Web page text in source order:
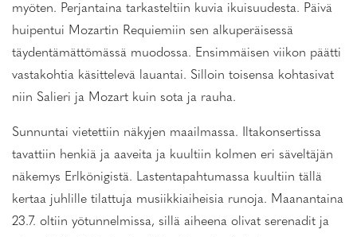
myöten. Perjantaina tarkasteltiin kuvia ikuisuudesta. Päivä
huipentui Mozartin Requiemiin sen alkuperäisessä
täydentämättömässä muodossa. Ensimmäisen viikon päätti
vastakohtia käsittelevä lauantai. Silloin toisensa kohtasivat
niin Salieri ja Mozart kuin sota ja rauha.
Sunnuntai vietettiin näkyjen maailmassa. Iltakonsertissa
tavattiin henkiä ja aaveita ja kuultiin kolmen eri säveltäjän
näkemys Erlkönigistä. Lastentapahtumassa kuultiin tällä
kertaa juhlille tilattuja musiikkiaiheisia runoja. Maanantaina
23.7. oltiin yötunnelmissa, sillä aiheena olivat serenadit ja